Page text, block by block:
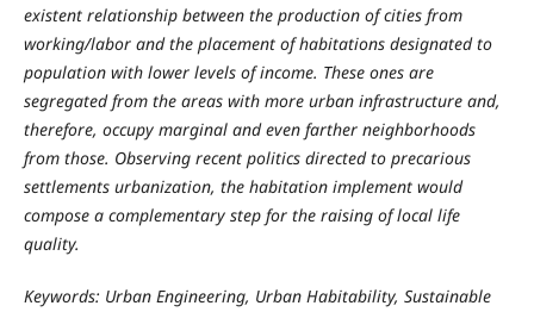
existent relationship between the production of cities from
working/labor and the placement of habitations designated to
population with lower levels of income. These ones are
segregated from the areas with more urban infrastructure and,
therefore, occupy marginal and even farther neighborhoods
from those. Observing recent politics directed to precarious
settlements urbanization, the habitation implement would
compose a complementary step for the raising of local life
quality.
Keywords: Urban Engineering, Urban Habitability, Sustainable